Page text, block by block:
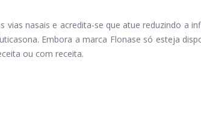
vias nasais e acredita-se que atue reduzindo a
Embora a marca Flonase só esteja
ou com receita.